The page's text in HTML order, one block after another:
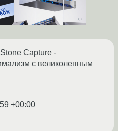
Capture -
с великолепным
+00:00